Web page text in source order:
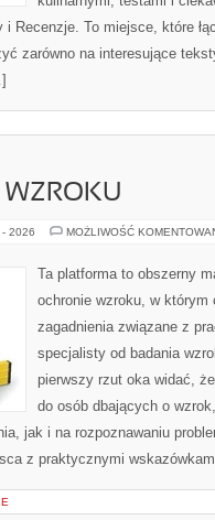
Recenzje. To miejsce, które
zarówno na interesujące
2026 MOŻLIWOŚĆ
Ta platforma to obszerny
ochronie wzroku, w
zagadnienia związane z
specjalisty od badania
pierwszy rzut oka widać,
do osób dbających o
jak i na rozpoznawaniu
z praktycznymi